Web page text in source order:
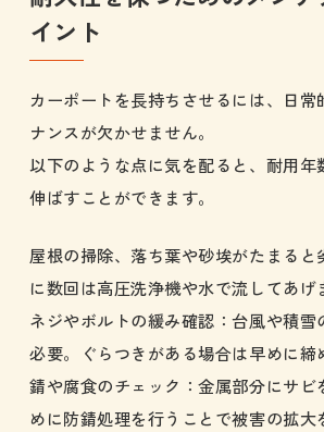
イント
カーポートを長持ちさせるには、日常
ナンスが欠かせません。
以下のような点に気を配ると、耐用年
伸ばすことができます。
屋根の掃除、落ち葉や砂埃がたまると
に数回は高圧洗浄機や水で流してあげ
ネジやボルトの緩み確認：台風や積雪
必要。ぐらつきがある場合は早めに締
錆や腐食のチェック：金属部分にサビ
めに防錆処理を行うことで被害の拡大